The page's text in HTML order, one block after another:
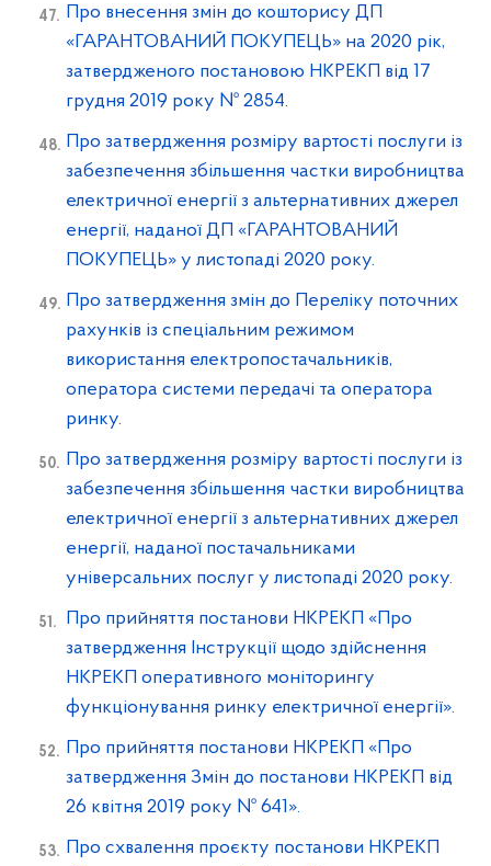
Про внесення змін до кошторису ДП
«ГАРАНТОВАНИЙ ПОКУПЕЦЬ» на 2020 рік,
затвердженого постановою НКРЕКП від 17
грудня 2019 року № 2854.
Про затвердження розміру вартості послуги із
забезпечення збільшення частки виробництва
електричної енергії з альтернативних джерел
енергії, наданої ДП «ГАРАНТОВАНИЙ
ПОКУПЕЦЬ» у листопаді 2020 року.
Про затвердження змін до Переліку поточних
рахунків із спеціальним режимом
використання електропостачальників,
оператора системи передачі та оператора
ринку.
Про затвердження розміру вартості послуги із
забезпечення збільшення частки виробництва
електричної енергії з альтернативних джерел
енергії, наданої постачальниками
універсальних послуг у листопаді 2020 року.
Про прийняття постанови НКРЕКП «Про
затвердження Інструкції щодо здійснення
НКРЕКП оперативного моніторингу
функціонування ринку електричної енергії».
Про прийняття постанови НКРЕКП «Про
затвердження Змін до постанови НКРЕКП від
26 квітня 2019 року № 641».
Про схвалення проєкту постанови НКРЕКП